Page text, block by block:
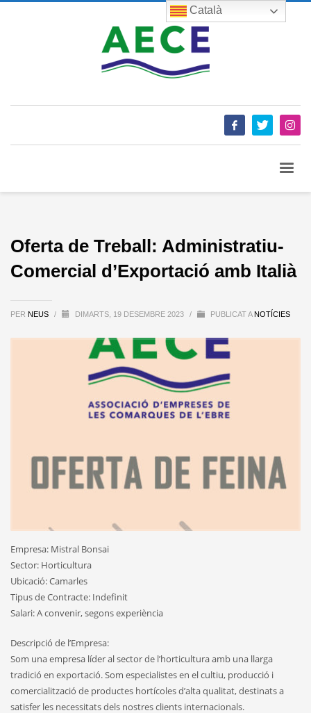
Oferta de Treball: Administratiu-
Comercial d’Exportació amb Italià
PER NEUS / DIMARTS, 19 DESEMBRE 2023 / PUBLICAT A NOTÍCIES
Empresa: Mistral Bonsai
Sector: Horticultura
Ubicació: Camarles
Tipus de Contracte: Indefinit
Salari: A convenir, segons experiència
Descripció de l’Empresa:
Som una empresa líder al sector de l’horticultura amb una llarga
tradició en exportació. Som especialistes en el cultiu, producció i
comercialització de productes hortícoles d’alta qualitat, destinats a
satisfer les necessitats dels nostres clients internacionals.
Català